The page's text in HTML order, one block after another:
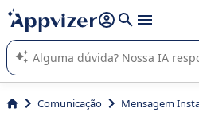
de nossa IA (várias linhas com
A IA do Appvizer o orienta no uso ou
SaaS para sua empresa.
Comunicação Mensagem